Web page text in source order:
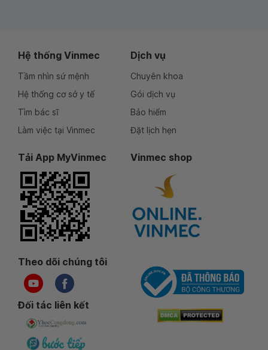
Hệ thống Vinmec
Tầm nhìn sứ mệnh
Hệ thống cơ sở y tế
Tìm bác sĩ
Làm việc tại Vinmec
Dịch vụ
Chuyên khoa
Gói dịch vụ
Bảo hiểm
Đặt lịch hẹn
Tải App MyVinmec Vinmec shop
Theo dõi chúng tôi
Đối tác liên kết